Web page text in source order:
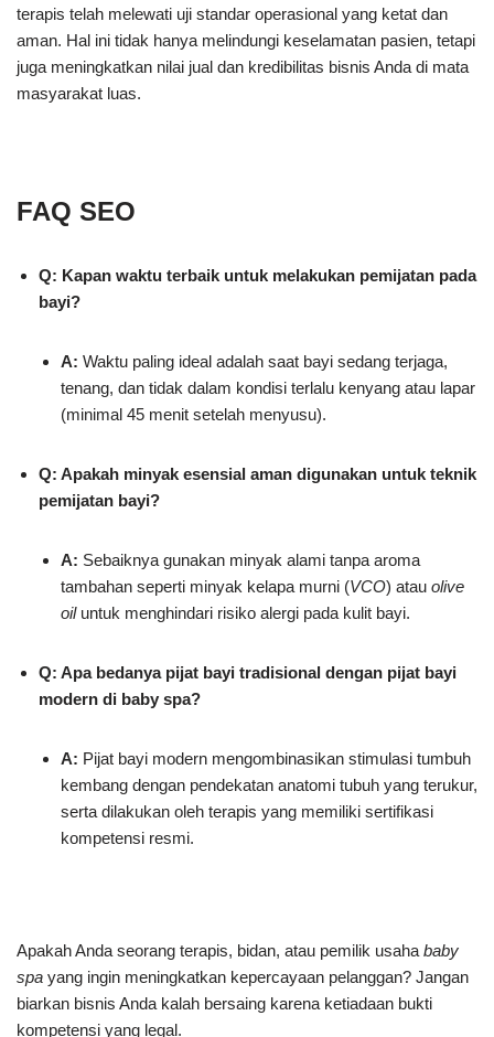
terapis telah melewati uji standar operasional yang ketat dan
aman. Hal ini tidak hanya melindungi keselamatan pasien, tetapi
juga meningkatkan nilai jual dan kredibilitas bisnis Anda di mata
masyarakat luas.
FAQ SEO
Q: Kapan waktu terbaik untuk melakukan pemijatan pada
bayi?
A: Waktu paling ideal adalah saat bayi sedang terjaga,
tenang, dan tidak dalam kondisi terlalu kenyang atau lapar
(minimal 45 menit setelah menyusu).
Q: Apakah minyak esensial aman digunakan untuk teknik
pemijatan bayi?
A: Sebaiknya gunakan minyak alami tanpa aroma
tambahan seperti minyak kelapa murni (VCO) atau olive
oiluntuk menghindari risiko alergi pada kulit bayi.
Q: Apa bedanya pijat bayi tradisional dengan pijat bayi
modern di baby spa?
A: Pijat bayi modern mengombinasikan stimulasi tumbuh
kembang dengan pendekatan anatomi tubuh yang terukur,
serta dilakukan oleh terapis yang memiliki sertifikasi
kompetensi resmi.
Apakah Anda seorang terapis, bidan, atau pemilik usaha baby
spa yang ingin meningkatkan kepercayaan pelanggan? Jangan
biarkan bisnis Anda kalah bersaing karena ketiadaan bukti
kompetensi yang legal.